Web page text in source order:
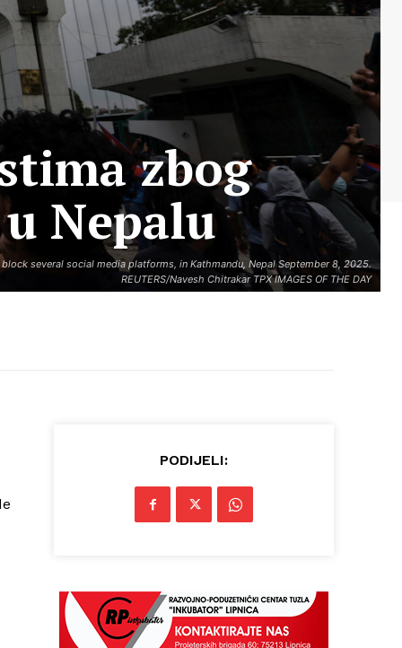
several social media platforms, in Kathmandu, Nepal September 8, 2025.
REUTERS/Navesh Chitrakar TPX IMAGES OF THE DAY
zbog
Nepalu
PODIJELI: